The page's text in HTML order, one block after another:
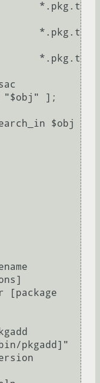
[package
pkgadd]"